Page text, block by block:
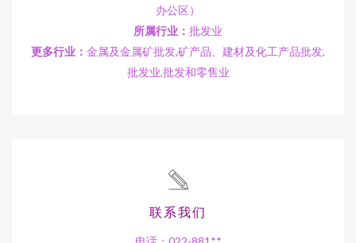
办公区）
所属行业： 批发业
更多行业： 金属及金属矿批发,矿产品、建材及化工产品批发,
批发业,批发和零售业
联系我们